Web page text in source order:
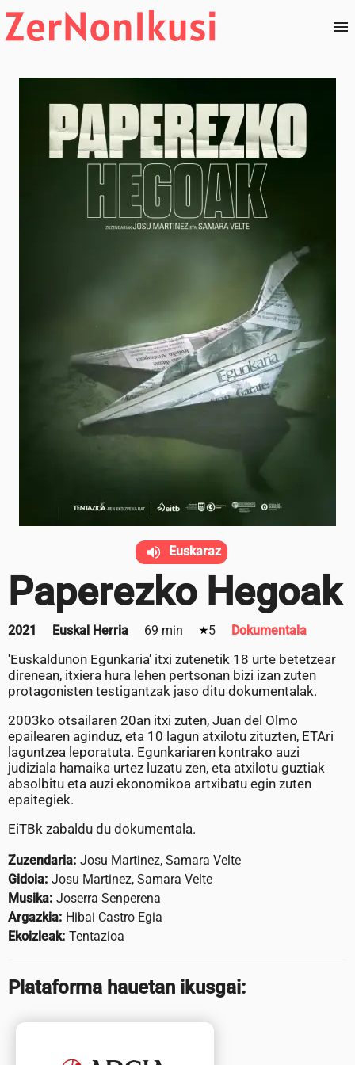
Paperezko Hegoak
2021 Euskal Herria 69 min 5 Dokumentala
'Euskaldunon Egunkaria' itxi zutenetik 18 urte betetzear
direnean, itxiera hura lehen pertsonan bizi izan zuten
protagonisten testigantzak jaso ditu dokumentalak.
2003ko otsailaren 20an itxi zuten, Juan del Olmo
epailearen aginduz, eta 10 lagun atxilotu zituzten, ETAri
laguntzea leporatuta. Egunkariaren kontrako auzi
judiziala hamaika urtez luzatu zen, eta atxilotu guztiak
absolbitu eta auzi ekonomikoa artxibatu egin zuten
epaitegiek.
EiTBk zabaldu du dokumentala.
Zuzendaria: Josu Martinez, Samara Velte
Gidoia: Josu Martinez, Samara Velte
Musika: Joserra Senperena
Argazkia: Hibai Castro Egia
Ekoizleak: Tentazioa
Plataforma hauetan ikusgai:
Euskaraz